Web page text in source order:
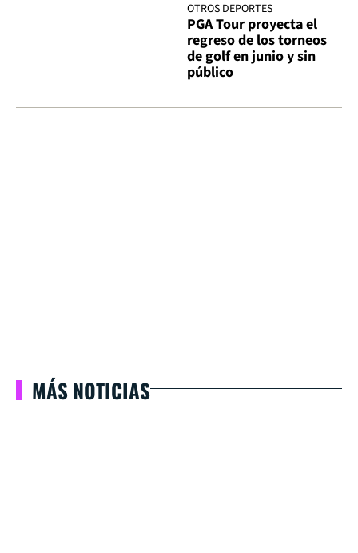
OTROS DEPORTES
PGA Tour proyecta el
regreso de los torneos
de golf en junio y sin
público
MÁS NOTICIAS